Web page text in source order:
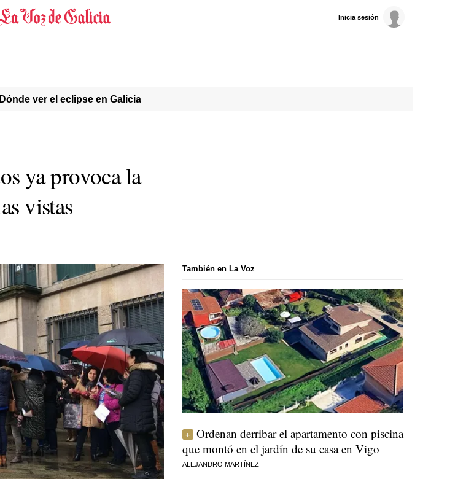
Inicia sesión
ver el eclipse en Galicia
ya provoca la
vistas
También en La Voz
Ordenan derribar el apartamento con piscina
que montó en el jardín de su casa en Vigo
ALEJANDRO MARTÍNEZ